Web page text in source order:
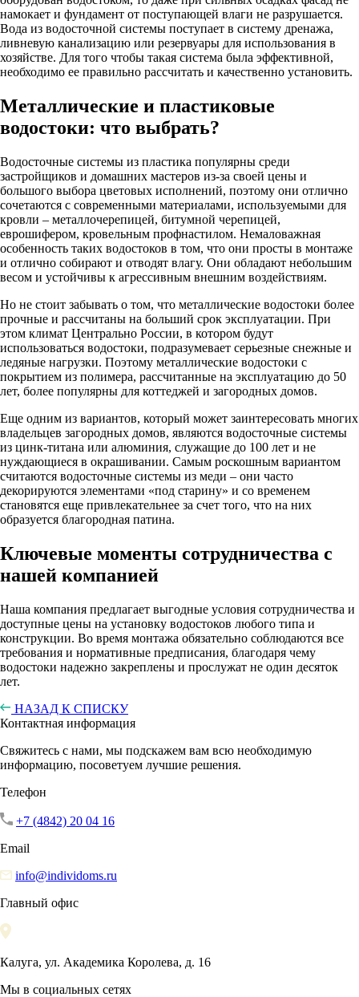
намокает и фундамент от поступающей влаги не разрушается.
Вода из водосточной системы поступает в систему дренажа,
ливневую канализацию или резервуары для использования в
хозяйстве. Для того чтобы такая система была эффективной,
необходимо ее правильно рассчитать и качественно установить.
Металлические и пластиковые
водостоки: что выбрать?
Водосточные системы из пластика популярны среди
застройщиков и домашних мастеров из-за своей цены и
большого выбора цветовых исполнений, поэтому они отлично
сочетаются с современными материалами, используемыми для
кровли – металлочерепицей, битумной черепицей,
еврошифером, кровельным профнастилом. Немаловажная
особенность таких водостоков в том, что они просты в монтаже
и отлично собирают и отводят влагу. Они обладают небольшим
весом и устойчивы к агрессивным внешним воздействиям.
Но не стоит забывать о том, что металлические водостоки более
прочные и рассчитаны на больший срок эксплуатации. При
этом климат Центрально России, в котором будут
использоваться водостоки, подразумевает серьезные снежные и
ледяные нагрузки. Поэтому металлические водостоки с
покрытием из полимера, рассчитанные на эксплуатацию до 50
лет, более популярны для коттеджей и загородных домов.
Еще одним из вариантов, который может заинтересовать многих
владельцев загородных домов, являются водосточные системы
из цинк-титана или алюминия, служащие до 100 лет и не
нуждающиеся в окрашивании. Самым роскошным вариантом
считаются водосточные системы из меди – они часто
декорируются элементами «под старину» и со временем
становятся еще привлекательнее за счет того, что на них
образуется благородная патина.
Ключевые моменты сотрудничества с
нашей компанией
Наша компания предлагает выгодные условия сотрудничества и
доступные цены на установку водостоков любого типа и
конструкции. Во время монтажа обязательно соблюдаются все
требования и нормативные предписания, благодаря чему
водостоки надежно закреплены и прослужат не один десяток
лет.
НАЗАД К СПИСКУ
Контактная информация
Свяжитесь с нами, мы подскажем вам всю необходимую
информацию, посоветуем лучшие решения.
Телефон
+7 (4842) 20 04 16
Email
info@individoms.ru
Главный офис
Калуга, ул. Академика Королева, д. 16
Мы в социальных сетях